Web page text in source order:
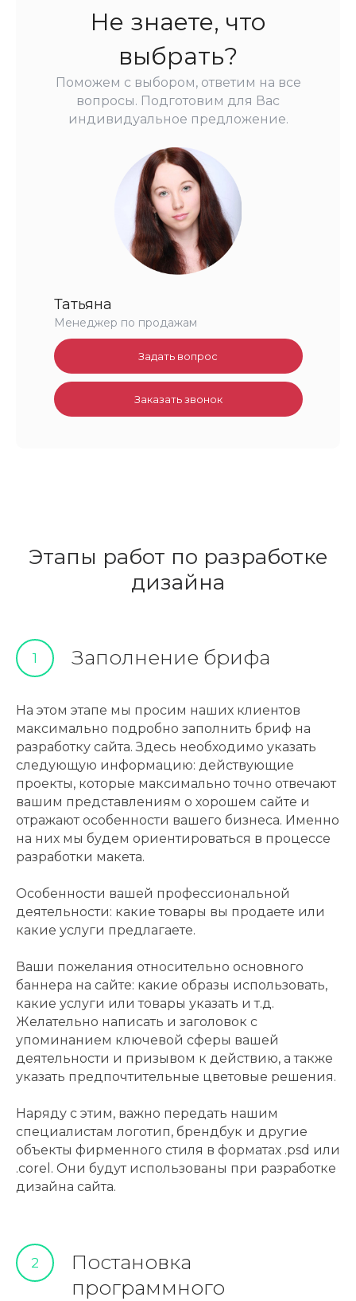
Не знаете, что
выбрать?
Поможем с выбором, ответим на все
вопросы. Подготовим для Вас
индивидуальное предложение.
Татьяна
Менеджер по продажам
Задать вопрос
Заказать звонок
Этапы работ по разработке
дизайна
1 Заполнение брифа
На этом этапе мы просим наших клиентов
максимально подробно заполнить бриф на
разработку сайта. Здесь необходимо указать
следующую информацию: действующие
проекты, которые максимально точно отвечают
вашим представлениям о хорошем сайте и
отражают особенности вашего бизнеса. Именно
на них мы будем ориентироваться в процессе
разработки макета.
Особенности вашей профессиональной
деятельности: какие товары вы продаете или
какие услуги предлагаете.
Ваши пожелания относительно основного
баннера на сайте: какие образы использовать,
какие услуги или товары указать и т.д.
Желательно написать и заголовок с
упоминанием ключевой сферы вашей
деятельности и призывом к действию, а также
указать предпочтительные цветовые решения.
Наряду с этим, важно передать нашим
специалистам логотип, брендбук и другие
объекты фирменного стиля в форматах .psd или
.corel. Они будут использованы при разработке
дизайна сайта.
2
Постановка
программного